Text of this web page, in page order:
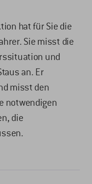
hat für Sie die
Sie misst die
und
an. Er
misst den
notwendigen
die